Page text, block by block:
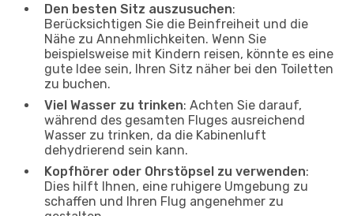
Den besten Sitz auszusuchen:
Berücksichtigen Sie die Beinfreiheit und die
Nähe zu Annehmlichkeiten. Wenn Sie
beispielsweise mit Kindern reisen, könnte es eine
gute Idee sein, Ihren Sitz näher bei den Toiletten
zu buchen.
Viel Wasser zu trinken: Achten Sie darauf,
während des gesamten Fluges ausreichend
Wasser zu trinken, da die Kabinenluft
dehydrierend sein kann.
Kopfhörer oder Ohrstöpsel zu verwenden:
Dies hilft Ihnen, eine ruhigere Umgebung zu
schaffen und Ihren Flug angenehmer zu